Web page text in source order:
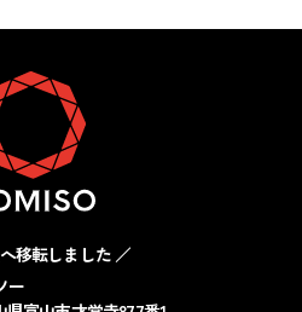
移転しました ／
ー